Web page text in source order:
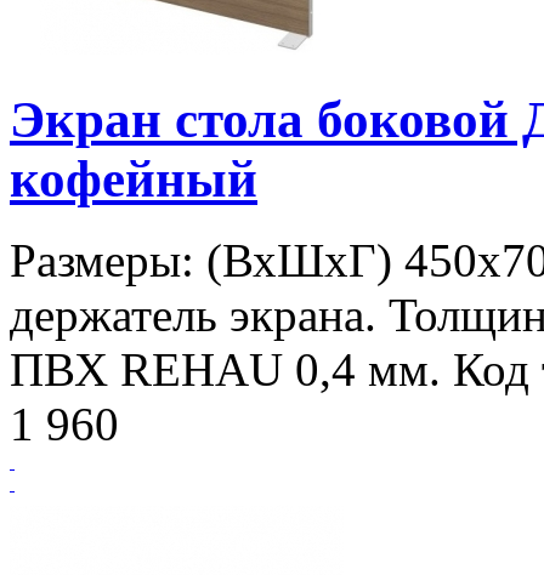
Экран стола
кофейный
Размеры: (ВхШхГ)
держатель экрана.
ПВХ REHAU 0,4 мм. Код
1 960